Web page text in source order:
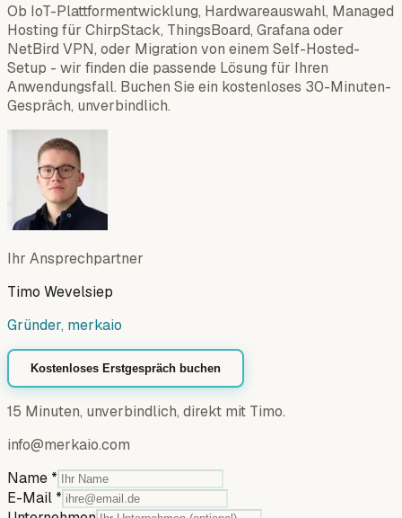
Ob IoT-Plattformentwicklung, Hardwareauswahl, Managed
Hosting für ChirpStack, ThingsBoard, Grafana oder
NetBird VPN, oder Migration von einem Self-Hosted-
Setup - wir finden die passende Lösung für Ihren
Anwendungsfall. Buchen Sie ein kostenloses 30-Minuten-
Gespräch, unverbindlich.
Ihr Ansprechpartner
Timo Wevelsiep
Gründer, merkaio
Kostenloses Erstgespräch buchen
15 Minuten, unverbindlich, direkt mit Timo.
info@merkaio.com
Name *
E-Mail *